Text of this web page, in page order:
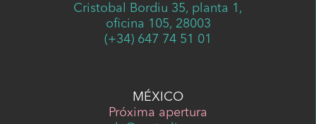
Cristobal Bordiu 35, planta 1,
oficina 105, 28003
(+34) 647 74 51 01
MÉXICO
Próxima apertura